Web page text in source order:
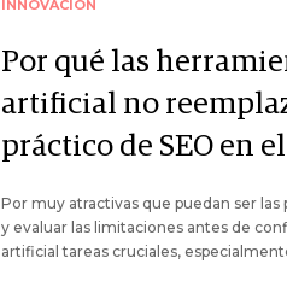
INNOVACIÓN
Por qué las
artificial no
práctico de SEO en
Por muy atractivas que puedan ser las
y evaluar las limitaciones antes de
artificial tareas cruciales,